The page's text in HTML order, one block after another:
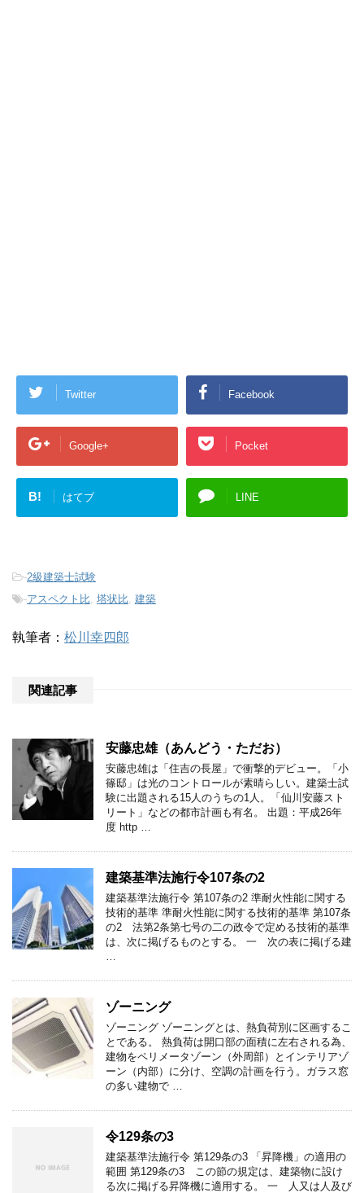
Twitter Facebook
Google+ Pocket
B! はてブ LINE
-2級建築士試験
-アスペクト比 塔状比 建築
執筆者： 松川幸四郎
関連記事
安藤忠雄（あんどう・ただお）
安藤忠雄は「住吉の長屋」で衝撃的デビュー。「小
篠邸」は光のコントロールが素晴らしい。建築士試
験に出題される15人のうちの1人。「仙川安藤スト
リート」などの都市計画も有名。 出題：平成26年
度 http …
建築基準法施行令107条の2
建築基準法施行令 第107条の2 準耐火性能に関する
技術的基準 準耐火性能に関する技術的基準 第107条
の2 法第2条第七号の二の政令で定める技術的基準
は、次に掲げるものとする。 一 次の表に掲げる建
ゾーニング
ゾーニング ゾーニングとは、熱負荷別に区画するこ
とである。 熱負荷は開口部の面積に左右される為、
建物をペリメータゾーン（外周部）とインテリアゾ
ーン（内部）に分け、空調の計画を行う。ガラス窓
の多い建物で …
令129条の3
建築基準法施行令 第129条の3 「昇降機」の適用の
範囲 第129条の3 この節の規定は、建築物に設け
る次に掲げる昇降機に適用する。 一 人又は人及び